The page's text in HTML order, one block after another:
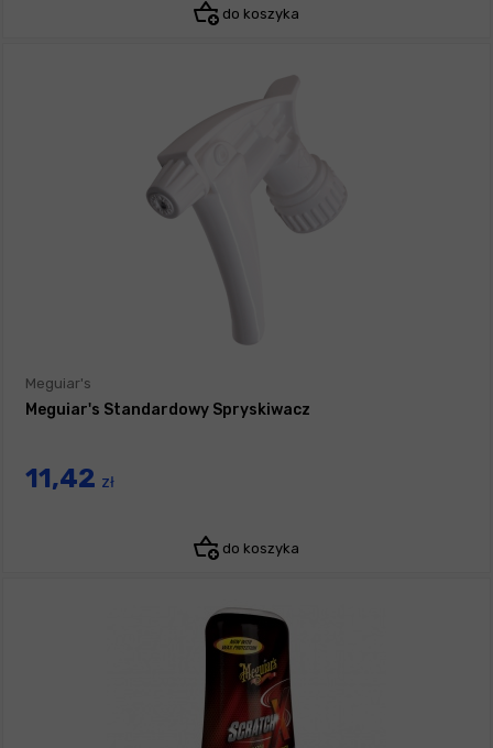
do koszyka
Meguiar's
Meguiar's Standardowy Spryskiwacz
11,42 zł
do koszyka